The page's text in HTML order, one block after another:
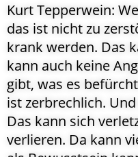
Kurt Tepperwein:
das ist nicht zu
krank werden. Das
kann auch keine
gibt, was es
ist zerbrechlich.
Das kann sich
verlieren. Da kann